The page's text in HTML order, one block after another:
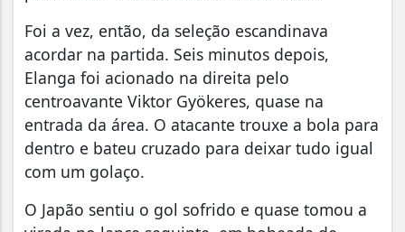
Foi a vez, então, da seleção escandinava
acordar na partida. Seis minutos depois,
Elanga foi acionado na direita pelo
centroavante Viktor Gyökeres, quase na
entrada da área. O atacante trouxe a bola para
dentro e bateu cruzado para deixar tudo igual
com um golaço.
O Japão sentiu o gol sofrido e quase tomou a